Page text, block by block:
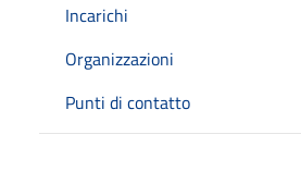
Incarichi
Organizzazioni
Punti di contatto